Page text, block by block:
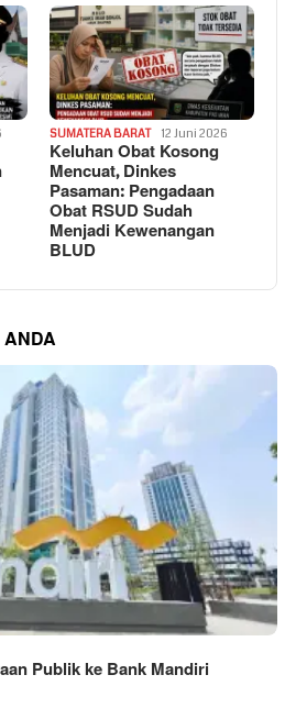
SUMATERA BARAT 12 Juni 2026
Keluhan Obat Kosong
Mencuat, Dinkes
Pasaman: Pengadaan
Obat RSUD Sudah
Menjadi Kewenangan
BLUD
Publik ke Bank Mandiri